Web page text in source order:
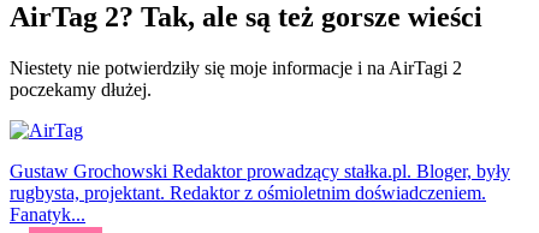
AirTag 2? Tak, ale są też gorsze wieści
Niestety nie potwierdziły się moje informacje i na AirTagi 2
poczekamy dłużej.
Gustaw Grochowski Redaktor prowadzący stałka.pl. Bloger, były
rugbysta, projektant. Redaktor z ośmioletnim doświadczeniem.
Fanatyk...